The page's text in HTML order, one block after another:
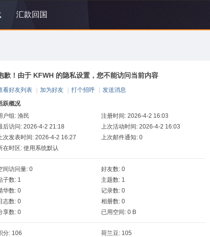
汇款回国
歉！由于 KFWH 的隐私设置，您不能访问当前内容
看好友列表 加为好友 打个招呼
发送消息
跃概况
户组: 渔民
注册时间: 2026-4-2 16:03
后访问: 2026-4-2 21:18
上次活动时间: 2026-4-2 16:03
次发表时间: 2026-4-2 16:27
上次邮件通知: 0
在时区: 使用系统默认
间访问量: 0
好友数: 0
子数: 1
主题数: 1
华数: 0
记录数: 0
志数: 0
相册数: 0
享数: 0
已用空间: 0 B
分: 106
荷兰豆: 105